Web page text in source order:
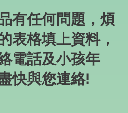
有任何問題，煩
表格填上資料，
電話及小孩年
快與您連絡!